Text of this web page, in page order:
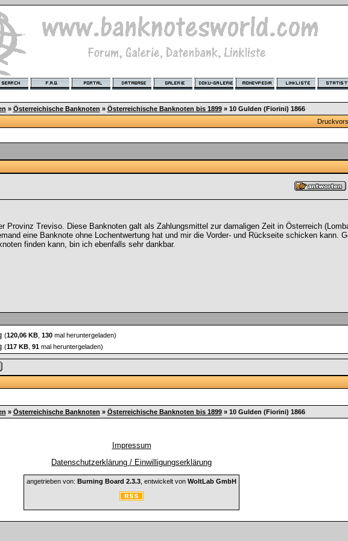
» Österreichische Banknoten » Österreichische Banknoten bis 1899» 10 Gulden (Fiorini) 1866
Provinz Treviso. Diese Banknoten galt als Zahlungsmittel zur damaligen Zeit in Österreich
eine Banknote ohne Lochentwertung hat und mir die Vorder- und Rückseite schicken kann.
finden kann, bin ich ebenfalls sehr dankbar.
(120,06 KB 130 mal heruntergeladen)
(117 KB 91 mal heruntergeladen)
» Österreichische Banknoten » Österreichische Banknoten bis 1899» 10 Gulden (Fiorini) 1866
Impressum
Datenschutzerklärung / Einwilligungserklärung
angetrieben von: Burning Board 2.3.3 , entwickelt von WoltLab GmbH